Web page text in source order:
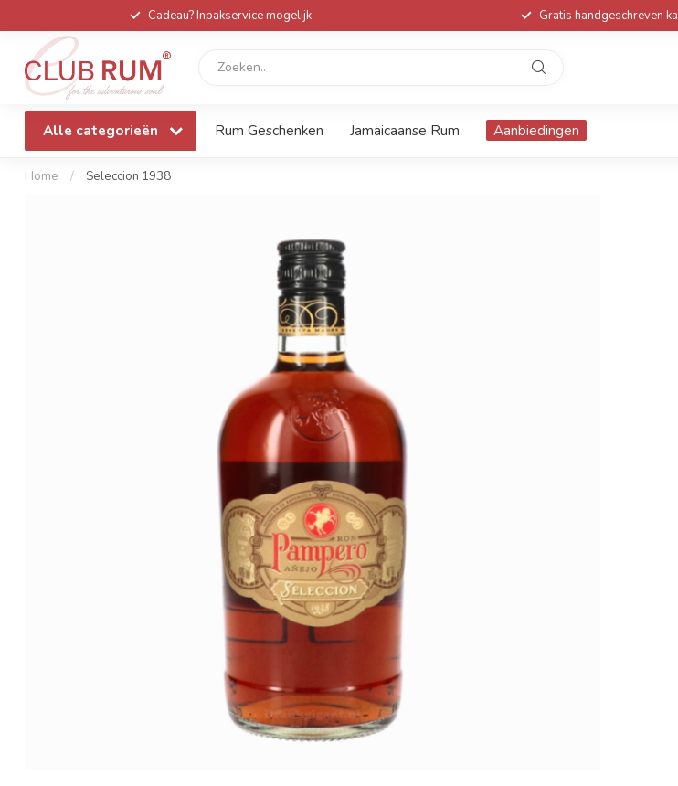
Cadeau? Inpakservice mogelijk Gratis handgeschreven
Alle categorieën Rum Geschenken Jamaicaanse Rum Aanbiedingen
Home / Seleccion 1938